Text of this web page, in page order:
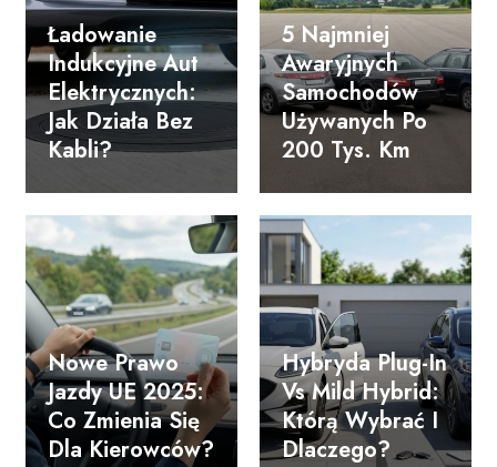
Ładowanie
Indukcyjne Aut
Elektrycznych:
Jak Działa Bez
Kabli?
5 Najmniej
Awaryjnych
Samochodów
Używanych Po
200 Tys. Km
Nowe Prawo
Jazdy UE 2025:
Co Zmienia Się
Dla Kierowców?
Hybryda Plug-In
Vs Mild Hybrid:
Którą Wybrać I
Dlaczego?